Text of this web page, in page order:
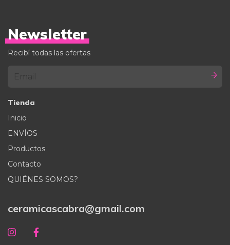
Newsletter
Recibí todas las ofertas
Tienda
Inicio
ENVÍOS
Productos
Contacto
QUIÉNES SOMOS?
ceramicascabra@gmail.com